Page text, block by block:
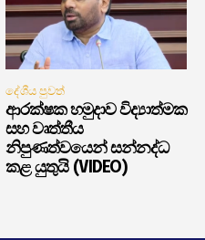
දේශීය පුවත්
ආරක්ෂක හමුදාව විද්‍යාත්මක
සහ වෘත්තීය
නිපුණත්වයෙන් සන්නද්ධ
කළ යුතුයි (VIDEO)